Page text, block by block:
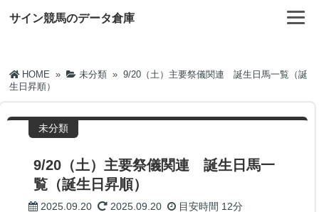
サイン競馬のデータ倉庫
HOME » 未分類 » 9/20（土）主要祭儀関連 誕生日馬一覧（誕
生日昇順）
未分類
9/20（土）主要祭儀関連 誕生日馬一
覧（誕生日昇順）
2025.09.20 2025.09.20 目安時間 12分